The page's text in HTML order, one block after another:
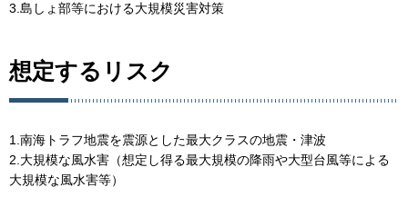
3.島しょ部等における大規模災害対策
想定するリスク
1.南海トラフ地震を震源とした最大クラスの地震・津波
2.大規模な風水害（想定し得る最大規模の降雨や大型台風等による
大規模な風水害等）